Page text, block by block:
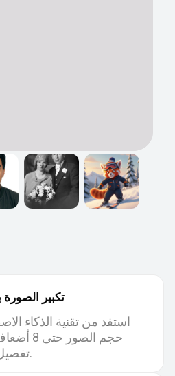
تكبير الصورة
استفد من تقنية الذكاء
حجم
تفصيل بشكل مثالي وطبيعي.